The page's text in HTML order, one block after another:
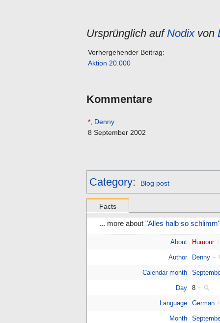
Ursprünglich aufNodixvon
Vorhergehender Beitrag:
Aktion 20.000
Kommentare
*, Denny
8 September 2002
Category: Blog post
Facts
... more about "Alles halb so schlimm"
About Humour +
Author Denny +
Calendar month
Day 8 +
Language German
Month